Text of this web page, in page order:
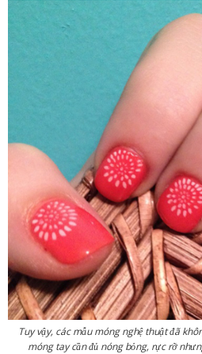
Tuy vậy, các mẫu móng nghệ thuật đã
móng tay cần đủ nóng bỏng, rực rỡ